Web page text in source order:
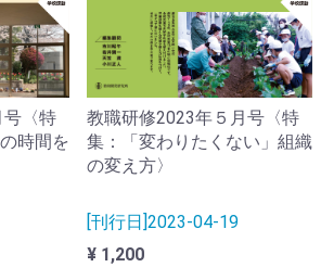
〈特
時間を
教職研修2023年５月号〈特
集：「変わりたくない」組織
の変え方〉
[刊行日]2023-04-19
¥ 1,200